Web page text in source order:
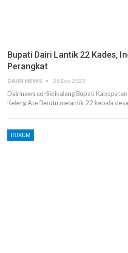
Bupati Dairi Lantik 22 Kades,
Perangkat
DAIRI NEWS 28 Dec 2023
Dairinews.co-Sidikalang Bupati
Keleng Ate Berutu melantik 22 kepala
HUKUM